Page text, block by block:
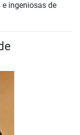
ingeniosas de